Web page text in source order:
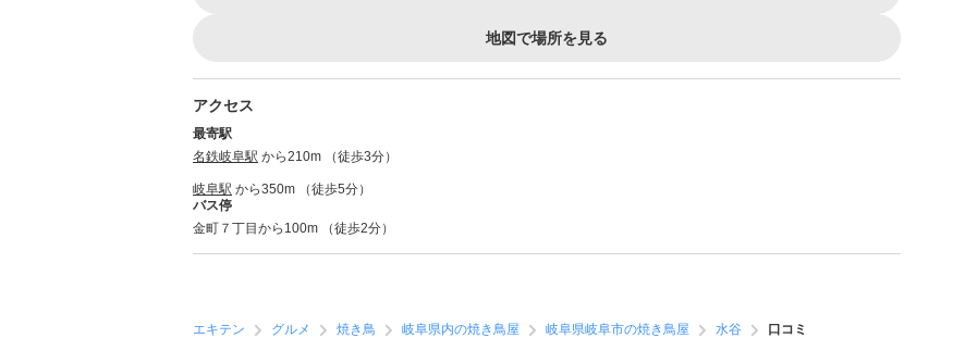
地図で場所を見る
アクセス
最寄駅
名鉄岐阜駅 から210m （徒歩3分）
岐阜駅 から350m （徒歩5分）
バス停
金町７丁目から100m （徒歩2分）
エキテン グルメ 焼き鳥 岐阜県内の焼き鳥屋 岐阜県岐阜市の焼き鳥屋 水谷
口コミ